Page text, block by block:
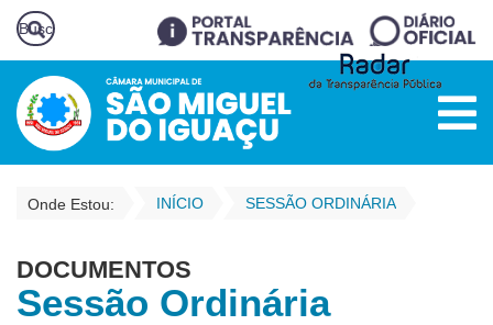
Onde Estou: INÍCIO SESSÃO ORDINÁRIA
DOCUMENTOS
Sessão Ordinária